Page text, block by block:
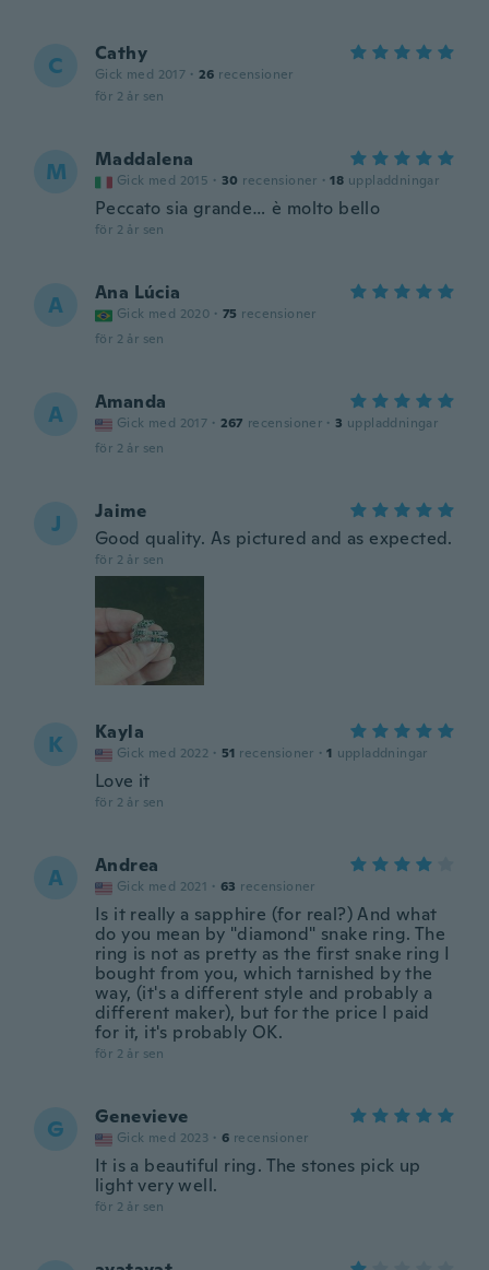
C Cathy
Gick med 2017 · 26 recensioner
för 2 år sen
M Maddalena
Gick med 2015 · 30 recensioner · 18 uppladdningar
Peccato sia grande… è molto bello
för 2 år sen
A Ana Lúcia
Gick med 2020 · 75 recensioner
för 2 år sen
A Amanda
Gick med 2017 · 267 recensioner · 3 uppladdningar
för 2 år sen
J
Jaime
Good quality. As pictured and as expected.
för 2 år sen
K Kayla
Gick med 2022 · 51 recensioner · 1 uppladdningar
Love it
för 2 år sen
A Andrea
Gick med 2021 · 63 recensioner
Is it really a sapphire (for real?) And what
do you mean by "diamond" snake ring. The
ring is not as pretty as the first snake ring I
bought from you, which tarnished by the
way, (it's a different style and probably a
different maker), but for the price I paid
for it, it's probably OK.
för 2 år sen
G Genevieve
Gick med 2023 · 6 recensioner
It is a beautiful ring. The stones pick up
light very well.
för 2 år sen